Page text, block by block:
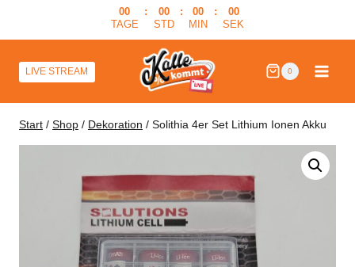
00
TAGE
:
00
STD
:
00
MIN
:
00
SEK
LIVE STREAM 0
Start / Shop / Dekoration / Solithia 4er Set Lithium Ionen Akku